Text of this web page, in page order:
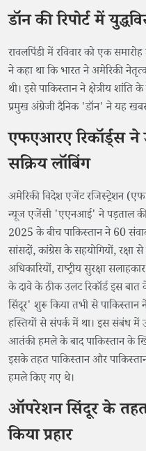
डॉन की रिपोर्ट में
रावलपिंडी में रविवार को एक
ने कहा था कि भारत ने अमेरिकी
थी। इसे पाकिस्तान ने क्षेत्रीय शांति
प्रमुख अंग्रेजी दैनिक 'डॉन' ने यह
एफएआरए रिकॉर्ड्स ने
सक्रिय लॉबिंग
अमेरिकी विदेश एजेंट रजिस्ट्रेशन
न्यूज एजेंसी 'एएनआई' ने पड़ताल
2025 के बीच पाकिस्तान ने 60
सांसदों, कांग्रेस के सहयोगियों, रक्षा
अधिकारियों, राष्ट्रीय सुरक्षा
के दावे के ठीक उलट रिकॉर्ड इस
सिंदूर' शुरू किया तभी से पाकिस्तान
हस्तियों से संपर्क में था। इस संबंध
आतंकी हमले के बाद पाकिस्तान के
इसके तहत पाकिस्तान और
हमले किए गए थे।
ऑपरेशन सिंदूर के
किया प्रहार